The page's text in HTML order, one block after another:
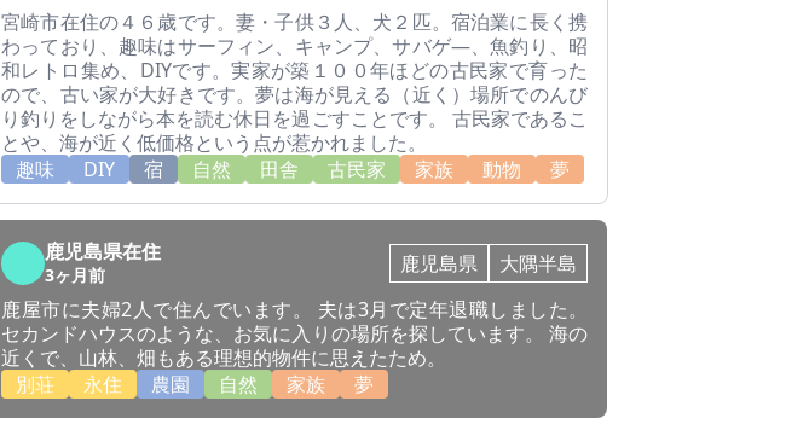
宮崎市在住の４６歳です。妻・子供３人、犬２匹。宿泊業に長く携
わっており、趣味はサーフィン、キャンプ、サバゲ―、魚釣り、昭
和レトロ集め、DIYです。実家が築１００年ほどの古民家で育った
ので、古い家が大好きです。夢は海が見える（近く）場所でのんび
り釣りをしながら本を読む休日を過ごすことです。 古民家であるこ
とや、海が近く低価格という点が惹かれました。
趣味
DIY 宿 自然 田舎 古民家 家族 動物 夢
鹿児島県在住
3ヶ月前 鹿児島県
大隅半島
鹿屋市に夫婦2人で住んでいます。 夫は3月で定年退職しました。
セカンドハウスのような、お気に入りの場所を探しています。 海の
近くで、山林、畑もある理想的物件に思えたため。
別荘
永住 農園 自然 家族 夢